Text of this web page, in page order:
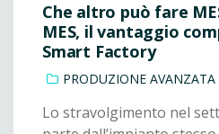
Che altro può fare
MES, il vantaggio
Smart Factory
PRODUZIONE AVANZATA
Lo stravolgimento nel